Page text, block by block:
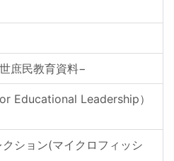
庶民教育資料−
Educational Leadership）
ション(マイクロフィッシ